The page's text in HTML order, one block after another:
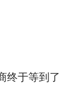
终于等到了